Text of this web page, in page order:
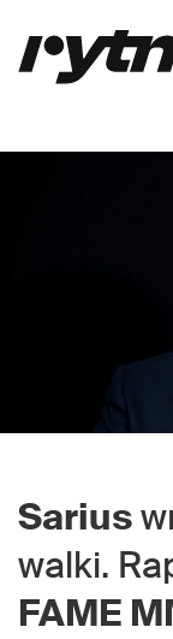
Sarius
walki.
FAME